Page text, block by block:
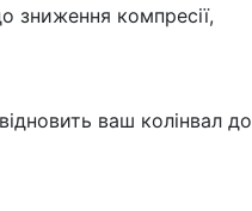
зниження компресії,
ваш колінвал до